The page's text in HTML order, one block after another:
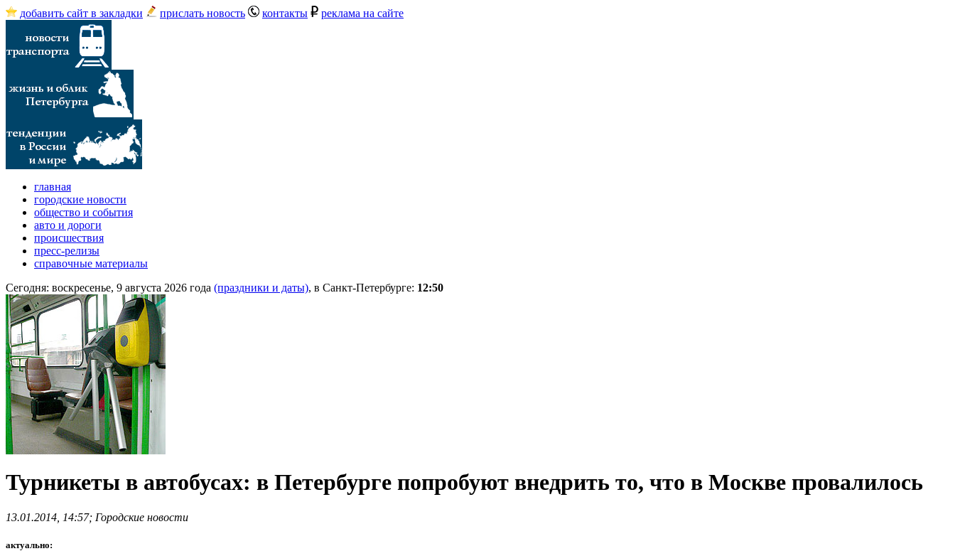
добавить сайт в закладки прислать новость контакты реклама на сайте
главная
городские новости
общество и события
авто и дороги
происшествия
пресс-релизы
справочные материалы
Сегодня: воскресенье, 9 августа 2026 года (праздники и даты), в Санкт-Петербурге: 12:50
Турникеты в автобусах: в Петербурге попробуют внедрить то, что в Москве провалилось
13.01.2014, 14:57; Городские новости
актуально: